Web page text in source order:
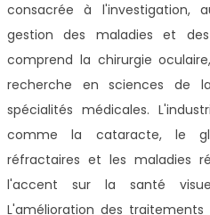
consacrée à l'investigation,
gestion des maladies et
comprend la chirurgie
recherche en sciences de
spécialités médicales.
comme la cataracte, le
réfractaires et les maladies
l'accent sur la santé
L'amélioration des